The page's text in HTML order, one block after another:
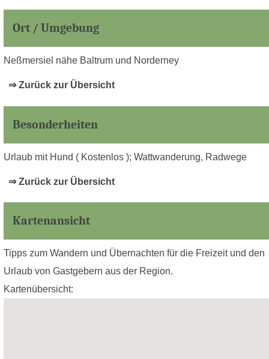
Ort / Umgebung
Neßmersiel nähe Baltrum und Norderney
⇒ Zurück zur Übersicht
Besonderheiten
Urlaub mit Hund ( Kostenlos ); Wattwanderung, Radwege
⇒ Zurück zur Übersicht
Kartenansicht
Tipps zum Wandern und Übernachten für die Freizeit und den
Urlaub von Gastgebern aus der Region.
Kartenübersicht: